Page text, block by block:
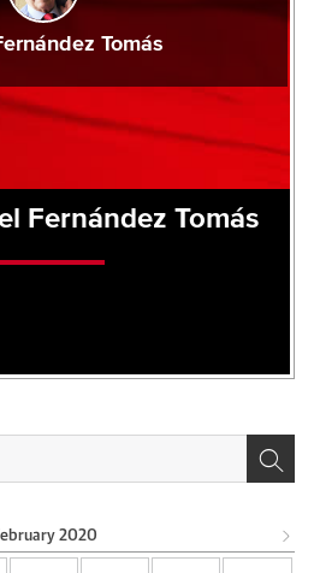
Tomás
Fernández Tomás
2020